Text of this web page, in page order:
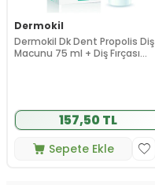
Dermokil
Dermokil Dk Dent Propolis Diş
Macunu 75 ml + Diş Fırçası
157,50 TL
Sepete Ekle